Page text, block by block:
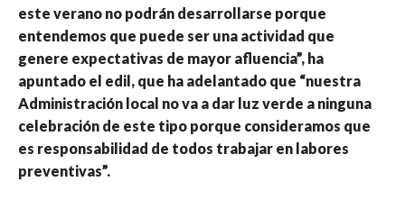
este verano no podrán desarrollarse porque
entendemos que puede ser una actividad que
genere expectativas de mayor afluencia”, ha
apuntado el edil, que ha adelantado que “nuestra
Administración local no va a dar luz verde a ninguna
celebración de este tipo porque consideramos que
es responsabilidad de todos trabajar en labores
preventivas”.